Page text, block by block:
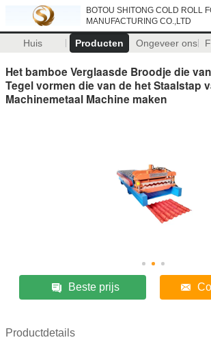
BOTOU SHITONG COLD ROLL
MANUFACTURING CO.,LTD
Huis Producten Ongeveer ons
Het bamboe Verglaasde Broodje die
Tegel vormen die van de het Staalstap
Machinemetaal Machine maken
Beste prijs
Productdetails